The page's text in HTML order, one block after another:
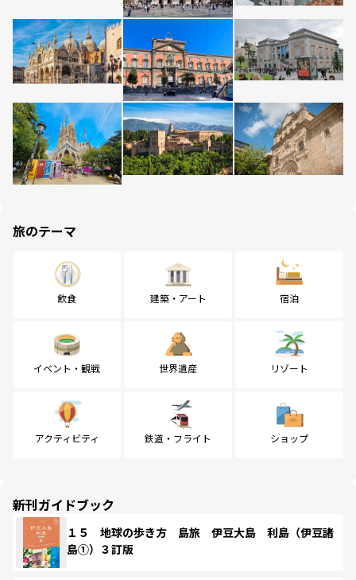
旅のテーマ
飲食 建築・アート 宿泊
イベント・観戦 世界遺産 リゾート
アクティビティ 鉄道・フライト ショップ
新刊ガイドブック
１５ 地球の歩き方 島旅 伊豆大島 利島（伊豆諸
島①）３訂版